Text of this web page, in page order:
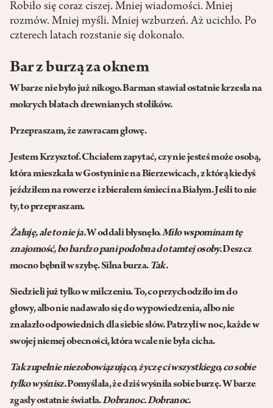
Robiło się coraz ciszej. Mniej wiadomości. Mniej
rozmów. Mniej myśli. Mniej wzburzeń. Aż ucichło. Po
czterech latach rozstanie się dokonało.
Bar z burzą za oknem
W barze nie było już nikogo. Barman stawiał ostatnie krzesła na
mokrych blatach drewnianych stolików.
Przepraszam, że zawracam głowę.
Jestem Krzysztof. Chciałem zapytać, czy nie jesteś może osobą,
która mieszkała w Gostyninie na Bierzewicach, z którą kiedyś
jeździłem na rowerze i zbierałem śmieci na Białym. Jeśli to nie
ty, to przepraszam.
Żałuję, ale to nie ja.W oddali błysnęło.Miło wspominam tę
znajomość, bo bardzo pani podobna do tamtej osoby.Deszcz
mocno bębnił w szybę. Silna burza. Tak.
Siedzieli już tylko w milczeniu. To, co przychodziło im do
głowy, albo nie nadawało się do wypowiedzenia, albo nie
znalazło odpowiednich dla siebie słów. Patrzyli w noc, każde w
swojej niemej obecności, która wcale nie była cicha.
Tak zupełnie niezobowiązująco, życzę ci wszystkiego, co sobie
tylko wyśnisz.Pomyślała, że dziś wyśniła sobie burzę. W barze
zgasły ostatnie światła.Dobranoc. Dobranoc.